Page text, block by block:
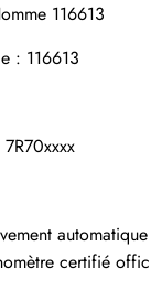
116613
: 116613
certifié